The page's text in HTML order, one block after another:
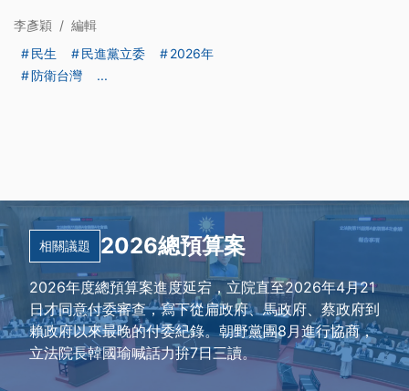
李彥穎 / 編輯
民生
民進黨立委
2026年
防衛台灣
...
相關議題 2026總預算案
2026年度總預算案進度延宕，立院直至2026年4月21
日才同意付委審查，寫下從扁政府、馬政府、蔡政府到
賴政府以來最晚的付委紀錄。朝野黨團8月進行協商，
立法院長韓國瑜喊話力拚7日三讀。